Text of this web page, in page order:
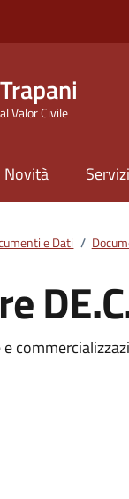
Valor Civile
Novità
e Dati /